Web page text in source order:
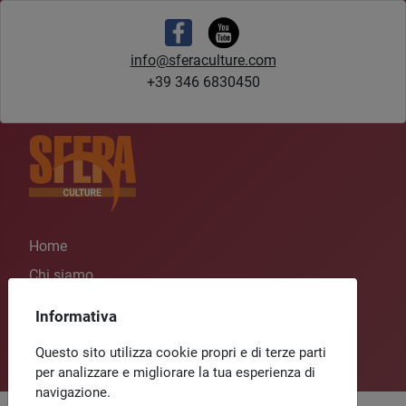
info@sferaculture.com
+39 346 6830450
Home
Chi siamo
Contatti
Informativa
Questo sito utilizza cookie propri e di terze parti
per analizzare e migliorare la tua esperienza di
navigazione.